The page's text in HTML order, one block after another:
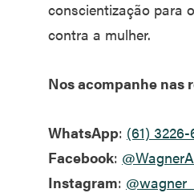
conscientização para
contra a mulher.
Nos acompanhe nas
WhatsApp: (61)
Facebook:
Instagram: